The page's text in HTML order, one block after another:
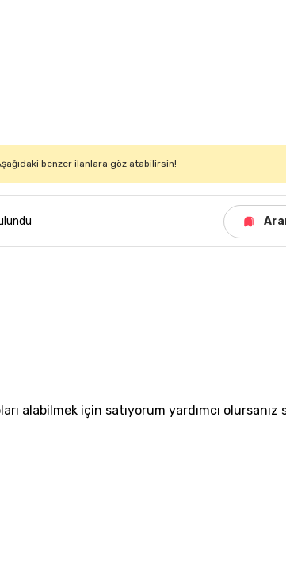
benzer ilanlara göz atabilirsin!
alabilmek için satıyorum yardımcı olursanız